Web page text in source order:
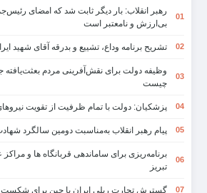
01
رهبر انقلاب: بار دیگر ثابت شد که امضای
بی‌ارزش و نامعتبر است
02 تشریح برنامه وداع، تشییع و بدرقه آقای شهید
03
وظیفه دولت برای نقش‌آفرینی مردم
چیست
04 پزشکیان: دولت با تمام ظرفیت از تقویت
05 پیام رهبر انقلاب به‌مناسبت دومین سالگرد
06
برنامه‌ریزی برای ساماندهی قربانگاه ها و
تبریز
07 گسترش تجارت ریلی ایران با چین برای شکست